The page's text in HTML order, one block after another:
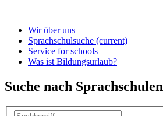
Wir über uns
Sprachschulsuche (current)
Service for schools
Was ist Bildungsurlaub?
Suche nach Sprachschulen